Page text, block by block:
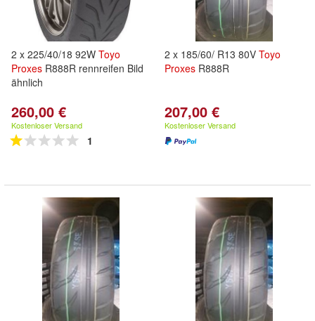
2 x 225/40/18 92W Toyo
Proxes R888R rennreifen Bild
ähnlich
260,00 €
Kostenloser Versand
1
2 x 185/60/ R13 80V Toyo
Proxes R888R
207,00 €
Kostenloser Versand